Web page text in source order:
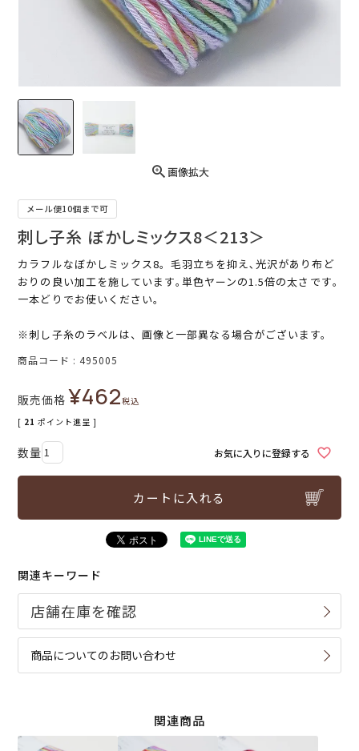
画像拡大
メール便10個まで可
刺し子糸 ぼかしミックス8＜213＞
カラフルなぼかしミックス8。毛羽立ちを抑え､光沢があり布ど
おりの良い加工を施しています｡単色ヤーンの1.5倍の太さです｡
一本どりでお使いください。
※刺し子糸のラベルは、画像と一部異なる場合がございます。
商品コード 495005
販売価格 ¥462税込
[ 21 ポイント進呈 ]
お気に入りに登録する
カートに入れる
関連キーワード
商品についてのお問い合わせ
関連商品